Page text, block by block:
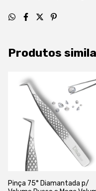
Produtos
Pinça 75° Diamantada p/